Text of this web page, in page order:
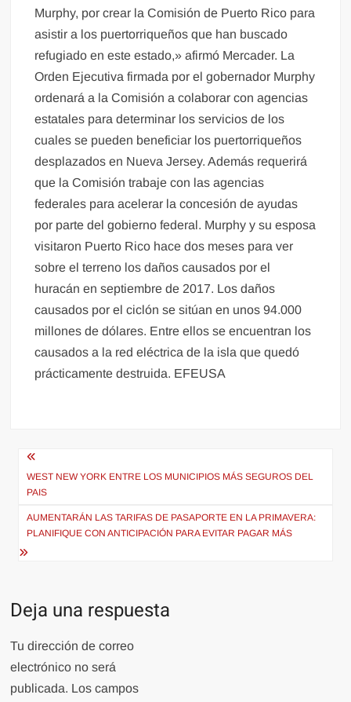
Murphy, por crear la Comisión de Puerto Rico para
asistir a los puertorriqueños que han buscado
refugiado en este estado,» afirmó Mercader. La
Orden Ejecutiva firmada por el gobernador Murphy
ordenará a la Comisión a colaborar con agencias
estatales para determinar los servicios de los
cuales se pueden beneficiar los puertorriqueños
desplazados en Nueva Jersey. Además requerirá
que la Comisión trabaje con las agencias
federales para acelerar la concesión de ayudas
por parte del gobierno federal. Murphy y su esposa
visitaron Puerto Rico hace dos meses para ver
sobre el terreno los daños causados por el
huracán en septiembre de 2017. Los daños
causados por el ciclón se sitúan en unos 94.000
millones de dólares. Entre ellos se encuentran los
causados a la red eléctrica de la isla que quedó
prácticamente destruida. EFEUSA
Navegación
de
entradas
WEST NEW YORK ENTRE LOS MUNICIPIOS MÁS SEGUROS DEL
PAIS
AUMENTARÁN LAS TARIFAS DE PASAPORTE EN LA PRIMAVERA:
PLANIFIQUE CON ANTICIPACIÓN PARA EVITAR PAGAR MÁS
Deja una respuesta
Tu dirección de correo
electrónico no será
publicada. Los campos